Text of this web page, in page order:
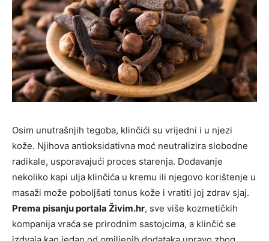
Osim unutrašnjih tegoba, klinčići su vrijedni i u njezi
kože. Njihova antioksidativna moć neutralizira slobodne
radikale, usporavajući proces starenja. Dodavanje
nekoliko kapi ulja klinčića u kremu ili njegovo korištenje u
masaži može poboljšati tonus kože i vratiti joj zdrav sjaj.
Prema pisanju portala Živim.hr, sve više kozmetičkih
kompanija vraća se prirodnim sastojcima, a klinčić se